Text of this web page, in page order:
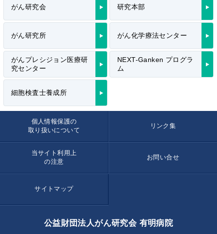
がん研究会 研究本部
がん研究所 がん化学療法センター
がんプレシジョン医療研
究センター
NEXT-Ganken プログラ
ム
細胞検査士養成所
公益財団法人がん研究会 有明病院
個人情報保護の
取り扱いについて
リンク集
当サイト利用上
の注意
お問い合せ
サイトマップ